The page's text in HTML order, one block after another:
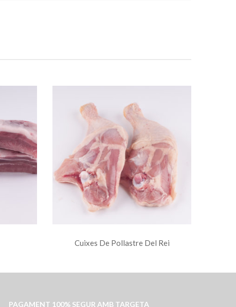
Cuixes De Pollastre Del Rei
PAGAMENT 100% SEGUR AMB TARGETA